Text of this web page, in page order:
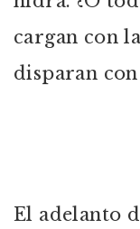
cargan con
disparan
El adelanto